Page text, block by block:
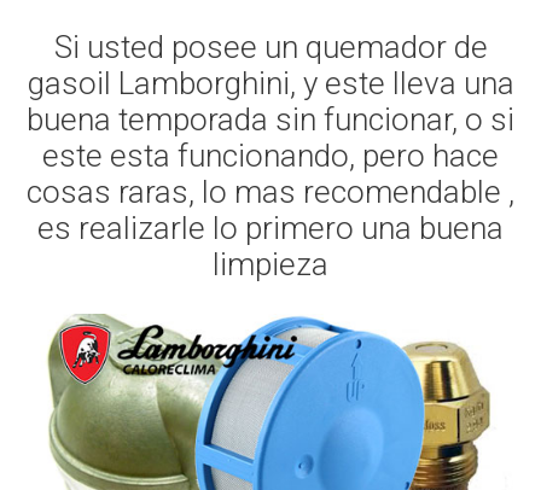
Si usted posee un quemador de
gasoil Lamborghini, y este lleva una
buena temporada sin funcionar, o si
este esta funcionando, pero hace
cosas raras, lo mas recomendable ,
es realizarle lo primero una buena
limpieza